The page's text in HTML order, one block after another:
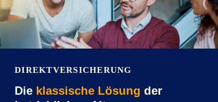
DIREKTVERSICHERUNG
Die klassische Lösung der